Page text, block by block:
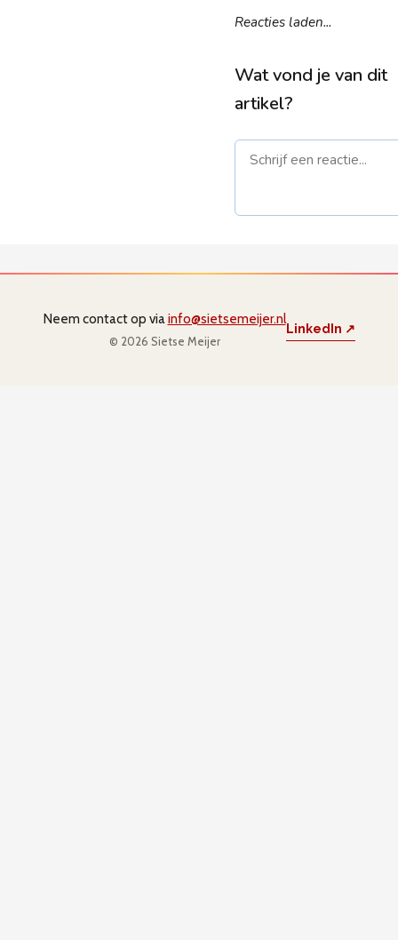
Reacties laden...
Wat vond je van dit
artikel?
Neem contact op viainfo@sietsemeijer.nl
© 2026 Sietse Meijer
LinkedIn ↗